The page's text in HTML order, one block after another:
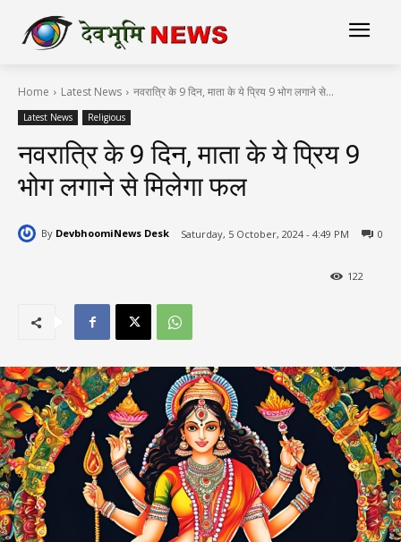
Home Latest News नवरात्रि के 9 दिन, माता के ये प्रिय 9 भोग लगाने से...
Latest News Religious
नवरात्रि के 9 दिन, माता के ये प्रिय 9
भोग लगाने से मिलेगा फल
By DevbhoomiNews Desk Saturday, 5 October, 2024 - 4:49 PM 0
122